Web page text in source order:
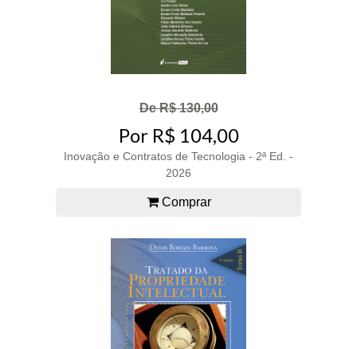
De R$ 130,00
Por R$ 104,00
Inovação e Contratos de Tecnologia - 2ª Ed. -
2026
Comprar